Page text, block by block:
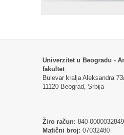
Univerzitet u Beogradu -
fakultet
Bulevar kralja Aleksandra 73/
11120 Beograd, Srbija
Žiro račun: 840-
Matični broj: 07032480